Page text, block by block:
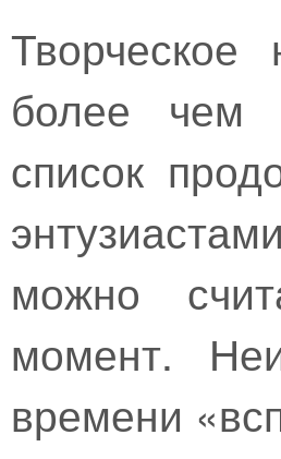
более чем
список
можно
момент.
времени